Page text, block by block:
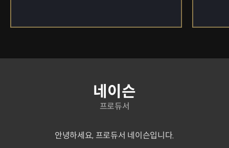
네이슨
프로듀서
안녕하세요, 프로듀서 네이슨입니다.